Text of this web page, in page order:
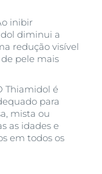
inibir
diminui a
redução visível
pele mais
Thiamidol é
para
mista ou
as idades e
em todos os